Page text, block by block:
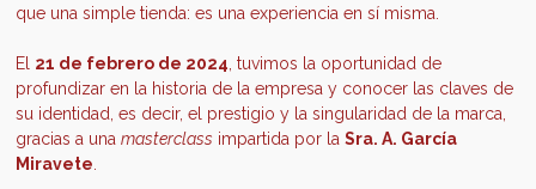
que una simple tienda: es una experiencia en sí misma.
El 21 de febrero de 2024, tuvimos la oportunidad de
profundizar en la historia de la empresa y conocer las claves de
su identidad, es decir, el prestigio y la singularidad de la marca,
gracias a una masterclass impartida por la Sra. A. García
Miravete.